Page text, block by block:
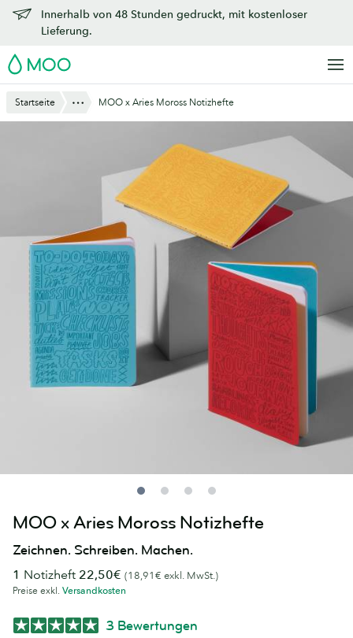
Zu
Hauptinhalt
Innerhalb von 48 Stunden gedruckt, mit kostenloser
Lieferung.
MOO
Startseite Anzeigen
MOO x Aries Moross Notizhefte
MOO x Aries Moross Notizhefte
Zeichnen. Schreiben. Machen.
1 Notizheft 22,50€ (18,91€ exkl. MwSt.)
Preise exkl. Versandkosten
3 Bewertungen